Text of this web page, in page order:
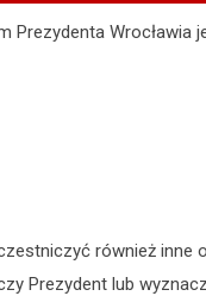
Prezydenta Wrocławia
również inne
Prezydent lub